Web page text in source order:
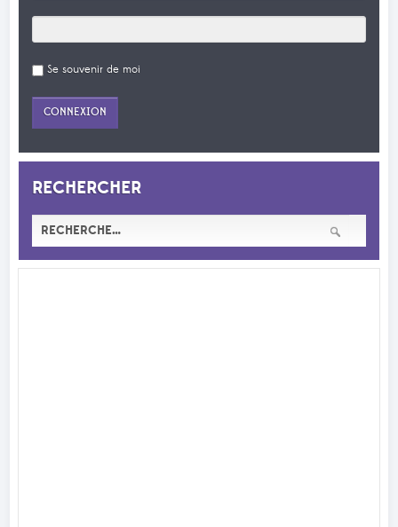
Se souvenir de moi
RECHERCHER